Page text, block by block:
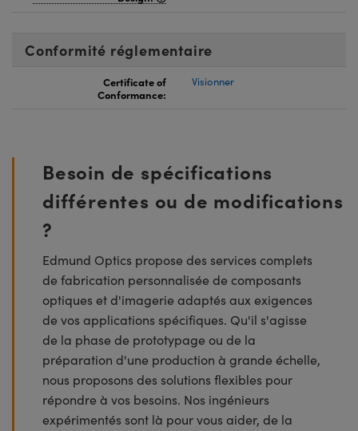
Conformité réglementaire
Certificate of
Conformance:
Visionner
Besoin de spécifications
différentes ou de modifications
?
Edmund Optics propose des services complets
de fabrication personnalisée de composants
optiques et d'imagerie adaptés aux exigences
de vos applications spécifiques. Qu'il s'agisse
de la phase de prototypage ou de la
préparation d'une production à grande échelle,
nous proposons des solutions flexibles pour
répondre à vos besoins. Nos ingénieurs
expérimentés sont là pour vous aider, de la